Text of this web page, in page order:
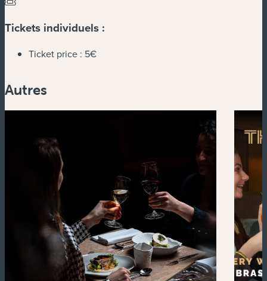
Tickets individuels :
Ticket price : 5€
Autres